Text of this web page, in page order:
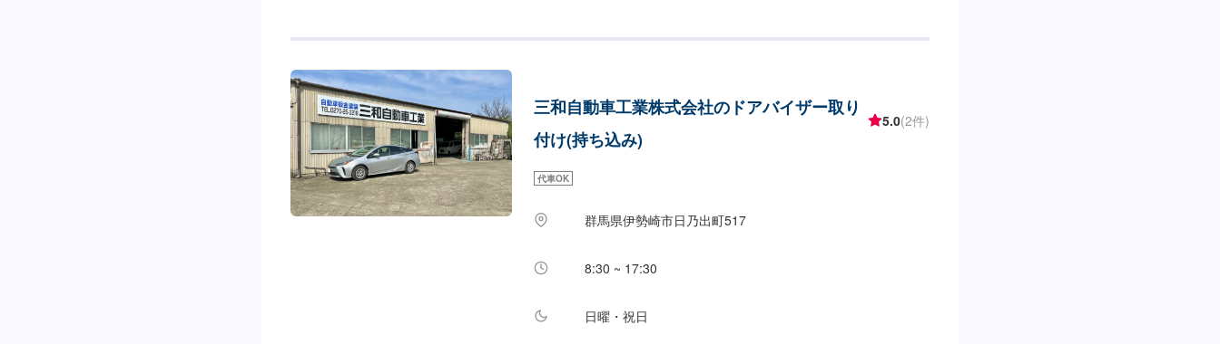
タンでお願いします。【営業時間】平日9:00~18:00土曜日9:00～
三和自動車工業株式会社のドアバイザー取り
付け(持ち込み)
5.0(2件)
代車OK
群馬県伊勢崎市日乃出町517
8:30 ~ 17:30
日曜・祝日